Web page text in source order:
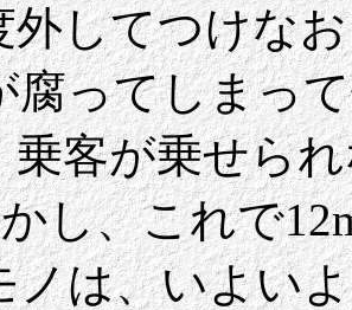
外してつけな
腐ってしまっ
乗客が乗せら
し、これで
ノは、いよい